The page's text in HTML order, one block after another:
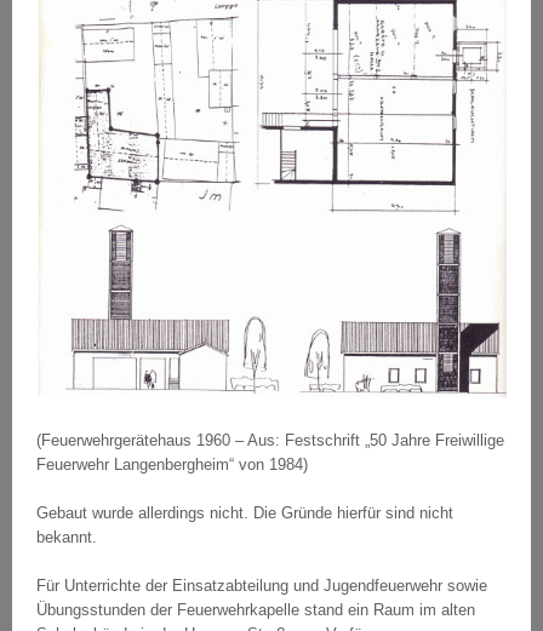
(Feuerwehrgerätehaus 1960 – Aus: Festschrift „50 Jahre Freiwillige
Feuerwehr Langenbergheim“ von 1984)
Gebaut wurde allerdings nicht. Die Gründe hierfür sind nicht
bekannt.
Für Unterrichte der Einsatzabteilung und Jugendfeuerwehr sowie
Übungsstunden der Feuerwehrkapelle stand ein Raum im alten